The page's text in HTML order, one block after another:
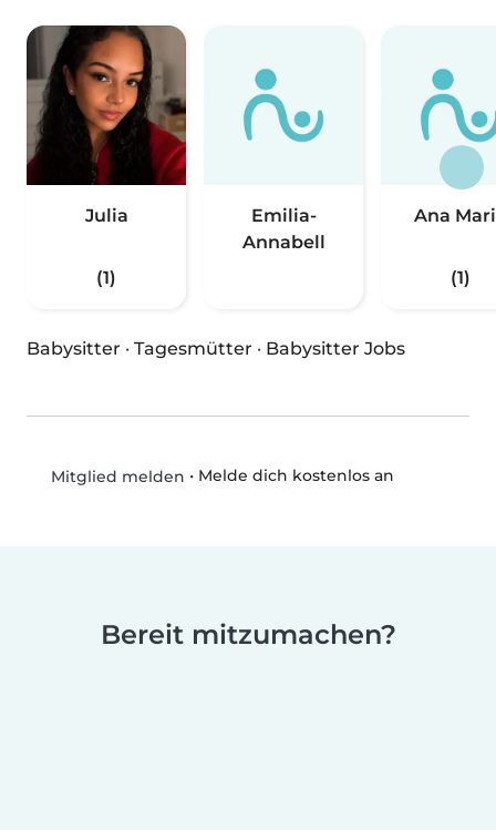
Julia
(1)
Emilia-
Annabell
Ana
(1)
Babysitter · Tagesmütter · Babysitter Jobs
Mitglied melden • Melde dich kostenlos an
Bereit mitzumachen?